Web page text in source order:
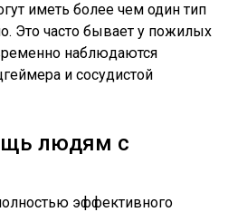
иметь более чем один тип
Это часто бывает у пожилых
наблюдаются
и сосудистой
людям с
эффективного